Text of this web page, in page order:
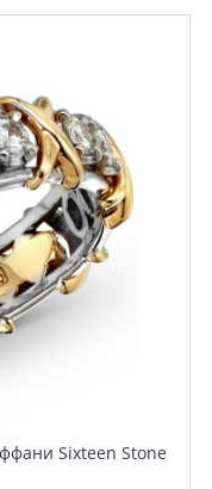
Sixteen Stone